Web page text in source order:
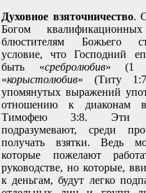
Духовное взяточничество.
Богом
блюстителям Божьего
условие, что Господний
быть «сребролюбив» (1
«корыстолюбив» (Титу
упомянутых выражений
отношению к диаконам
Тимофею 3:8. Эти
подразумевают, среди
получать взятки. Ведь
которые пожелают
руководстве, но которые,
к деньгам, будут легко